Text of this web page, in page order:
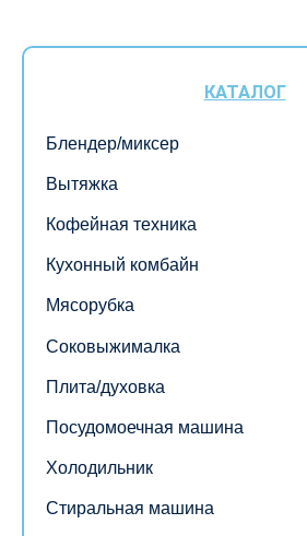
КАТАЛОГ
Блендер/миксер
Вытяжка
Кофейная техника
Кухонный комбайн
Мясорубка
Соковыжималка
Плита/духовка
Посудомоечная машина
Холодильник
Стиральная машина